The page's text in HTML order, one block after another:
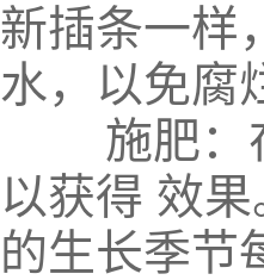
新插条一样
水，以免腐
施肥：
以获得 效
的生长季节